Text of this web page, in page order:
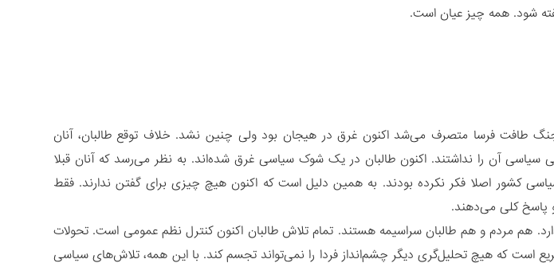
شود. همه چیز عیان است.
جنگ طافت فرسا متصرف می‌شد اکنون غرق در هیجان بود ولی چنین نشد. خلاف توقع طالبان، آنان
سیاسی آن را نداشتند. اکنون طالبان در یک شوک سیاسی غرق شده‌اند. به نظر می‌رسد که آنان قبلا
کشور اصلا فکر نکرده بودند. به همین دلیل است که اکنون هیچ چیزی برای گفتن ندارند. فقط
پاسخ کلی می‌دهند.
هم مردم و هم طالبان سراسیمه هستند. تمام تلاش طالبان اکنون کنترل نظم عمومی است. تحولات
است که هیچ تحلیل‌گری دیگر چشم‌انداز فردا را نمی‌تواند تجسم کند. با این همه، تلاش‌های سیاسی